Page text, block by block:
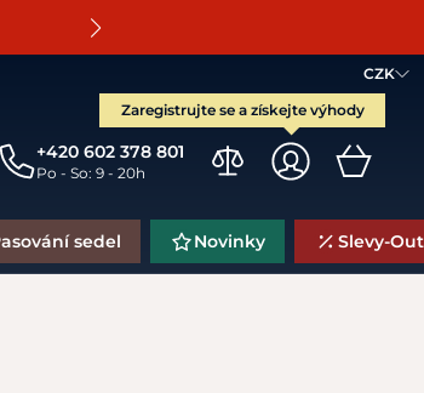
CZK
Zaregistrujte se a získejte výhody
+420 602 378 801
Po - So: 9 - 20h
Pasování sedel Novinky Slevy-